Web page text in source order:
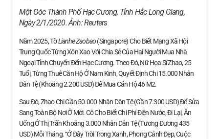
Một Góc Thành Phố Hạc Cương, Tỉnh Hắc Long Giang,
Ngày 2/1/2020. Ảnh:Reuters
Năm 2025, TờLianhe Zaobao(Singapore) Cho Biết Mạng Xã Hội
Trung Quốc Từng Xôn Xao Với Chia Sẻ Của Hai Người Mua Nhà
Ngoại Tỉnh Chuyển Đến Hạc Cương. Theo Đó, Nữ Họa Sĩ Zhao, 25
Tuổi, Từng Thuê Căn Hộ Ở Nam Kinh, Quyết Định Chi 15.000 Nhân
Dân Tệ (khoảng 2.200 USD) Để Mua Căn Hộ 46 M2.
Sau Đó, Zhao Chi Gần 50.000 Nhân Dân Tệ (gần 7.300 USD) Để Sửa
Sang Toàn Bộ Nơi Ở Mới. Cô Cho Biết Chi Phí Điện Nước, Đi Lại, Ăn
Uống Ở Thị Trấn Khoảng 3.000 Nhân Dân Tệ (tương Đương 435
USD) Mỗi Tháng. “Ở Đây Trời Trong Xanh, Phong Cảnh Đẹp, Cuộc